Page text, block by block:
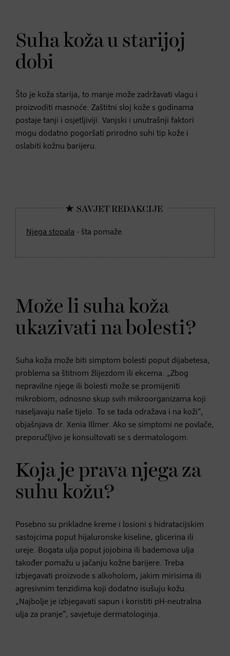
Suha koža u starijoj
dobi
Što je koža starija, to manje može zadržavati vlagu i
proizvoditi masnoće. Zaštitni sloj kože s godinama
postaje tanji i osjetljiviji. Vanjski i unutrašnji faktori
mogu dodatno pogoršati prirodno suhi tip kože i
oslabiti kožnu barijeru.
Njega stopala - šta pomaže.
Može li suha koža
ukazivati na bolesti?
Suha koža može biti simptom bolesti poput dijabetesa,
problema sa štitnom žlijezdom ili ekcema. „Zbog
nepravilne njege ili bolesti može se promijeniti
mikrobiom, odnosno skup svih mikroorganizama koji
naseljavaju naše tijelo. To se tada odražava i na koži“,
objašnjava dr. Xenia Illmer. Ako se simptomi ne povlače,
preporučljivo je konsultovati se s dermatologom.
Koja je prava njega za
suhu kožu?
Posebno su prikladne kreme i losioni s hidratacijskim
sastojcima poput hijaluronske kiseline, glicerina ili
ureje. Bogata ulja poput jojobina ili bademova ulja
također pomažu u jačanju kožne barijere. Treba
izbjegavati proizvode s alkoholom, jakim mirisima ili
agresivnim tenzidima koji dodatno isušuju kožu.
„Najbolje je izbjegavati sapun i koristiti pH-neutralna
ulja za pranje“, savjetuje dermatologinja.